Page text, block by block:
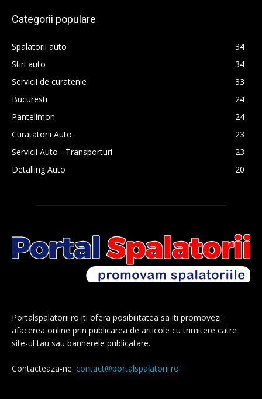
Categorii populare
Spalatorii auto
34
Stiri auto
34
Servicii de curatenie
33
Bucuresti
24
Pantelimon
24
Curatatorii Auto
23
Servicii Auto - Transporturi
23
Detalling Auto
20
Portalspalatorii.ro iti ofera posibilitatea sa iti promovezi
afacerea online prin publicarea de articole cu trimitere catre
site-ul tau sau bannerele publicatare.
Contacteaza-ne: contact@portalspalatorii.ro